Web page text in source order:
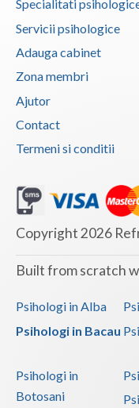
Specialitati
Servicii psihologice
Adauga cabinet
Zona membri
Ajutor
Contact
Termeni si conditii
Copyright 2026
Built from scratch
Psihologi in Alba
Psihologi in Bacau
Psihologi in
Botosani